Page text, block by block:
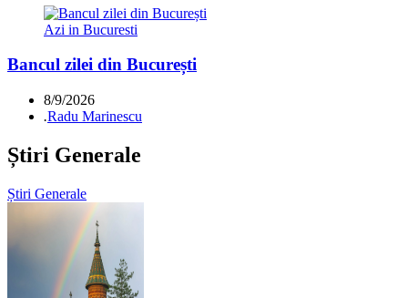
Azi in Bucuresti
Bancul zilei din București
8/9/2026
.Radu Marinescu
Știri Generale
Știri Generale